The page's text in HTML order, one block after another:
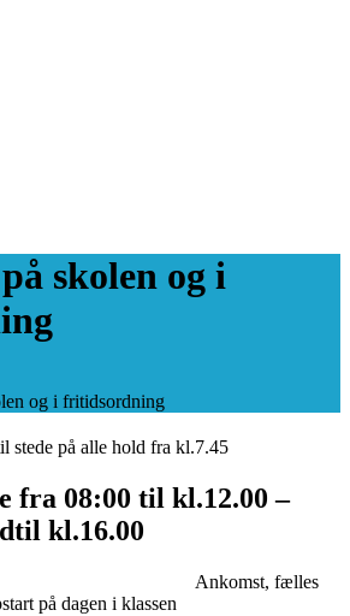
skolen og i
og i fritidsordning
stede på alle hold fra kl.7.45
fra 08:00 til kl.12.00 –
kl.16.00
Ankomst, fælles
på dagen i klassen